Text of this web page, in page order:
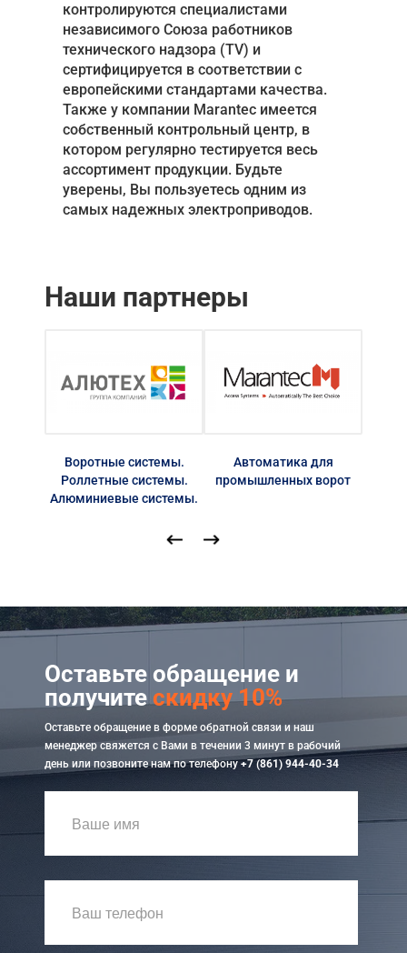
контролируются специалистами
независимого Союза работников
технического надзора (TV) и
сертифицируется в соответствии с
европейскими стандартами качества.
Также у компании Marantec имеется
собственный контрольный центр, в
котором регулярно тестируется весь
ассортимент продукции. Будьте
уверены, Вы пользуетесь одним из
самых надежных электроприводов.
Наши партнеры
Воротные системы.
Роллетные системы.
Алюминиевые системы.
Автоматика для
промышленных ворот
Оставьте обращение и
получитескидку 10%
Оставьте обращение в форме обратной связи и наш
менеджер свяжется с Вами в течении 3 минут в рабочий
день или позвоните нам по телефону+7 (861) 944-40-34